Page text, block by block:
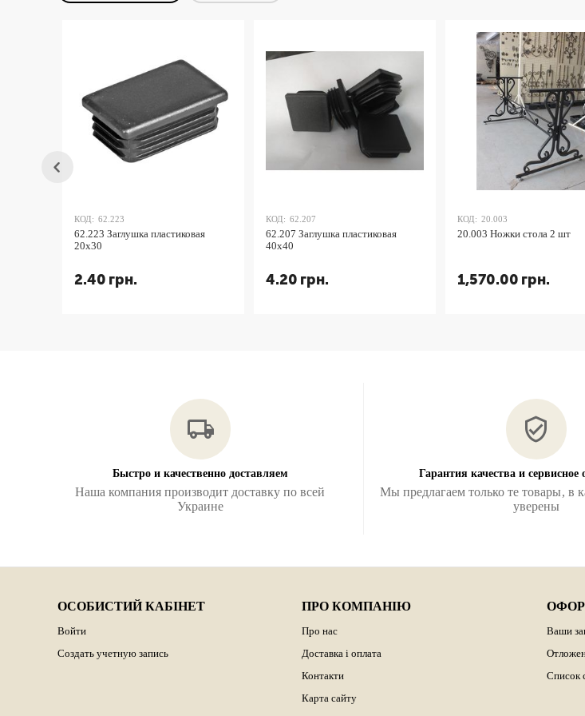
КОД: 62.223
62.223 Заглушка пластиковая
20х30
2.40 грн.
КОД: 62.207
62.207 Заглушка пластиковая
40х40
4.20 грн.
КОД: 20.003
20.003 Ножки стола 2 шт
1,570.00 грн.
Быстро и качественно доставляем
Наша компания производит доставку по всей
Украине
Гарантия качества и сервисное
Мы предлагаем только те товары, в
уверены
ОСОБИСТИЙ КАБІНЕТ
Войти
Создать учетную запись
ПРО КОМПАНІЮ
Про нас
Доставка і оплата
Контакти
Карта сайту
Ваши
Список